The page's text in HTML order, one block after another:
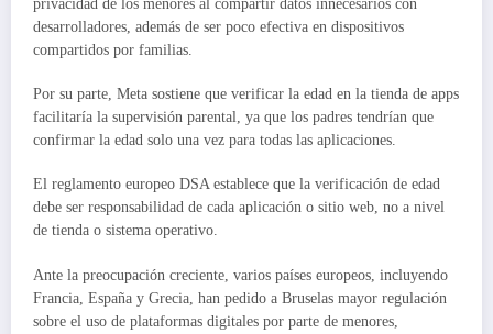
privacidad de los menores al compartir datos innecesarios con
desarrolladores, además de ser poco efectiva en dispositivos
compartidos por familias.
Por su parte, Meta sostiene que verificar la edad en la tienda de apps
facilitaría la supervisión parental, ya que los padres tendrían que
confirmar la edad solo una vez para todas las aplicaciones.
El reglamento europeo DSA establece que la verificación de edad
debe ser responsabilidad de cada aplicación o sitio web, no a nivel
de tienda o sistema operativo.
Ante la preocupación creciente, varios países europeos, incluyendo
Francia, España y Grecia, han pedido a Bruselas mayor regulación
sobre el uso de plataformas digitales por parte de menores,